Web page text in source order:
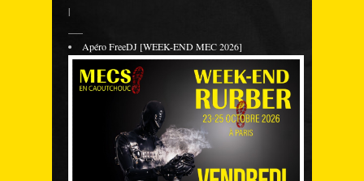
|
Apéro FreeDJ [WEEK-END MEC 2026]